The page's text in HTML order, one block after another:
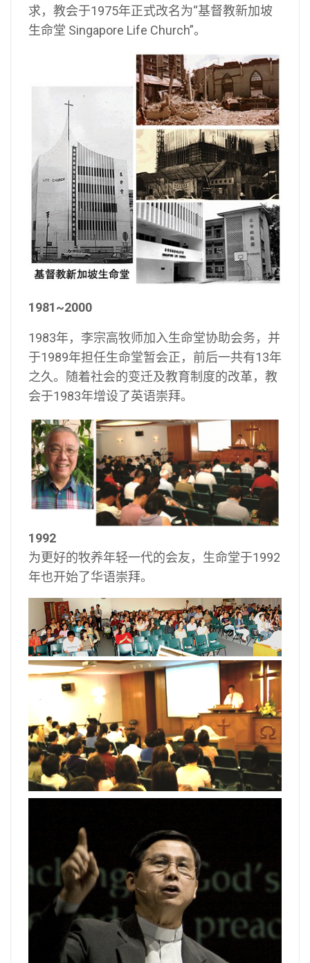
求，教会于1975年正式改名为“基督教新加坡
生命堂 Singapore Life Church”。
1981~2000
1983年，李宗高牧师加入生命堂协助会务，并
于1989年担任生命堂暂会正，前后一共有13年
之久。随着社会的变迁及教育制度的改革，教
会于1983年增设了英语崇拜。
1992
为更好的牧养年轻一代的会友，生命堂于1992
年也开始了华语崇拜。